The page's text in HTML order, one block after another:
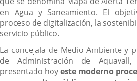
en Agua y Saneamiento. El
proceso de digitalización, la
servicio público.
La concejala de Medio Ambiente y
de Administración de
presentado hoyeste moderno